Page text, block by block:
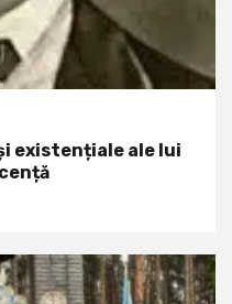
existențiale ale lui